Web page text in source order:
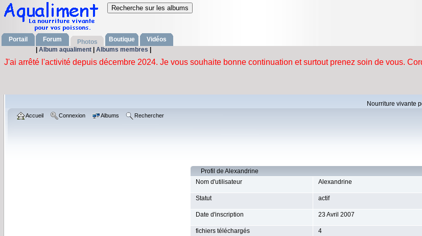
Portail Forum Photos Boutique
Vidéos
Album aqualiment Albums membres
Nourriture vivante
Accueil Connexion Albums Rechercher
Profil de Alexandrine
Nom d'utilisateur
Alexandrine
Statut actif
Date d'inscription 23 Avril 2007
fichiers téléchargés 4